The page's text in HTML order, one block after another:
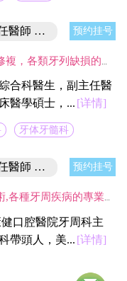
副主任醫師 口腔醫學碩士 预约挂号
摘局部義齒、 數字化修複、種植上部義齒修複等。在口腔數字化修複、口腔色度學、口腔仿生材料等領域進行過深入研究，成績顯著。
合科醫生，副主任醫
醫學碩士，... [详情]
牙体牙髓科
副主任醫師 集团牙周學科帶頭人 预约挂号
術治療(翻瓣術及牙周引導骨組織再造術,龈切除術)及種植體周圍感染疾病的治療。
口腔醫院牙周科主
帶頭人，美... [详情]